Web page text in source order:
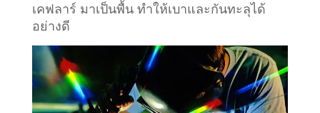
เคฟลาร์ มาเป็นพื้น ทำให้เบาและกันทะลุได้
อย่างดี